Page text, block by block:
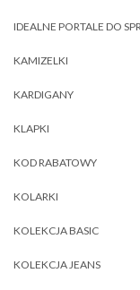
IDEALNE PORTALE DO
KAMIZELKI
KARDIGANY
KLAPKI
KOD RABATOWY
KOLARKI
KOLEKCJA BASIC
KOLEKCJA JEANS